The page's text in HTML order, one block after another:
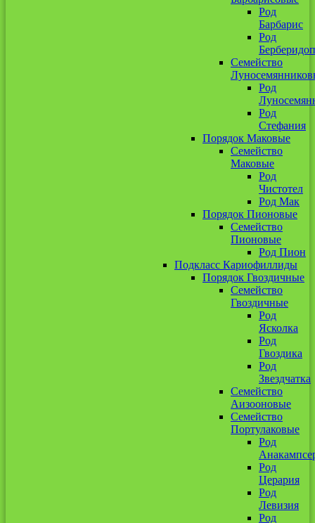
Род
Барбарис
Род
Семейство
Род
Род
Стефания
Порядок Маковые
Семейство
Маковые
Род
Чистотел
Род Мак
Порядок Пионовые
Семейство
Пионовые
Род Пион
Подкласс Кариофиллиды
Порядок Гвоздичные
Семейство
Гвоздичные
Род
Ясколка
Род
Гвоздика
Род
Звездчатка
Семейство
Аизооновые
Семейство
Портулаковые
Род
Род
Церария
Род
Левизия
Род